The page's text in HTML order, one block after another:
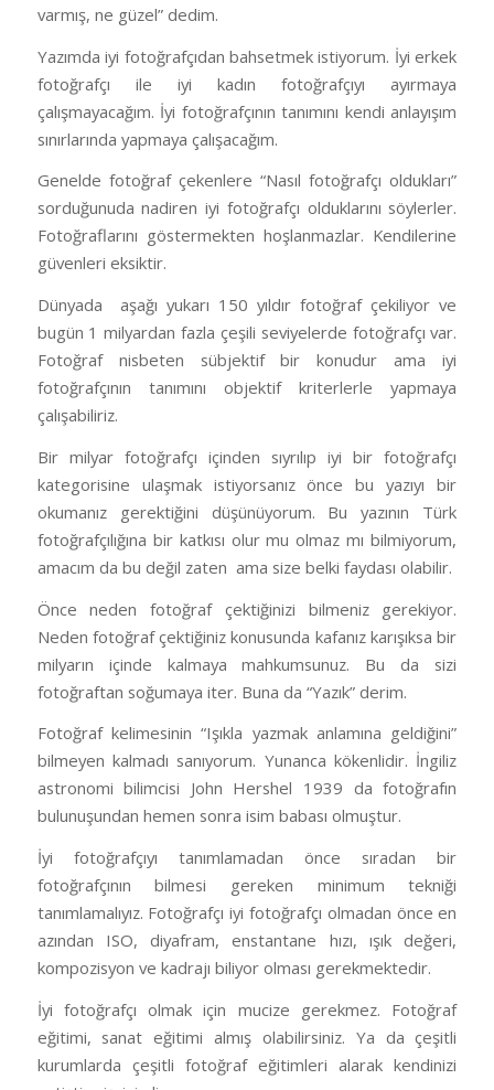
varmış, ne güzel” dedim.
Yazımda iyi fotoğrafçıdan bahsetmek istiyorum. İyi erkek
fotoğrafçı ile iyi kadın fotoğrafçıyı ayırmaya
çalışmayacağım. İyi fotoğrafçının tanımını kendi anlayışım
sınırlarında yapmaya çalışacağım.
Genelde fotoğraf çekenlere “Nasıl fotoğrafçı oldukları”
sorduğunuda nadiren iyi fotoğrafçı olduklarını söylerler.
Fotoğraflarını göstermekten hoşlanmazlar. Kendilerine
güvenleri eksiktir.
Dünyada
aşağı yukarı 150 yıldır fotoğraf çekiliyor ve
bugün 1 milyardan fazla çeşili seviyelerde fotoğrafçı var.
Fotoğraf nisbeten sübjektif bir konudur ama iyi
fotoğrafçının tanımını objektif kriterlerle yapmaya
çalışabiliriz.
Bir milyar fotoğrafçı içinden sıyrılıp iyi bir fotoğrafçı
kategorisine ulaşmak istiyorsanız önce bu yazıyı bir
okumanız gerektiğini düşünüyorum. Bu yazının Türk
fotoğrafçılığına bir katkısı olur mu olmaz mı bilmiyorum,
amacım da bu değil zaten ama size belki faydası olabilir.
Önce neden fotoğraf çektiğinizi bilmeniz gerekiyor.
Neden fotoğraf çektiğiniz konusunda kafanız karışıksa bir
milyarın içinde kalmaya mahkumsunuz. Bu da sizi
fotoğraftan soğumaya iter. Buna da “Yazık” derim.
Fotoğraf kelimesinin “Işıkla yazmak anlamına geldiğini”
bilmeyen kalmadı sanıyorum. Yunanca kökenlidir. İngiliz
astronomi bilimcisi John Hershel 1939 da fotoğrafın
bulunuşundan hemen sonra isim babası olmuştur.
İyi fotoğrafçıyı tanımlamadan önce sıradan bir
fotoğrafçının bilmesi gereken minimum tekniği
tanımlamalıyız. Fotoğrafçı iyi fotoğrafçı olmadan önce en
azından ISO, diyafram, enstantane hızı, ışık değeri,
kompozisyon ve kadrajı biliyor olması gerekmektedir.
İyi fotoğrafçı olmak için mucize gerekmez. Fotoğraf
eğitimi, sanat eğitimi almış olabilirsiniz. Ya da çeşitli
kurumlarda çeşitli fotoğraf eğitimleri alarak kendinizi